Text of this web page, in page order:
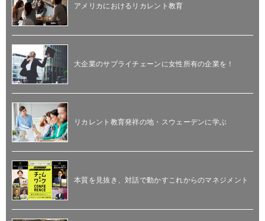
アメリカにおけるリカレント教育
大企業のサプライチェーンに女性所有の企業を！
リカレント教育発祥の地・スウェーデンに学ぶ
本質を見抜き、対話で動かすこれからのマネジメント